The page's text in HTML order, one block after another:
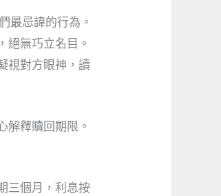
最忌諱的行為。
絕無巧立名目。
視對方眼神，讀
解釋贖回期限。
三個月，利息按